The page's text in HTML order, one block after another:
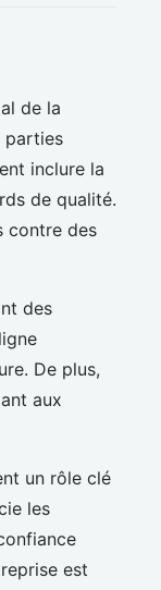
de la
parties
inclure la
de qualité.
contre des
des
De plus,
aux
un rôle clé
les
est